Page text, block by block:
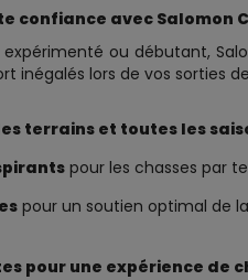
confiance avec Salomon
expérimenté ou débutant,
inégalés lors de vos sorties
terrains et toutes les
pour les chasses par
pour un soutien optimal de
pour une expérience de